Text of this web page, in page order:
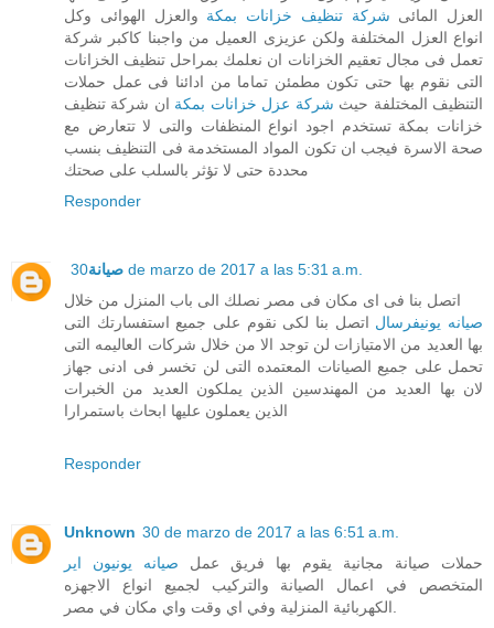
العزل المائى شركة تنظيف خزانات بمكة والعزل الهوائى وكل
انواع العزل المختلفة ولكن عزيزى العميل من واجبنا كاكبر شركة
تعمل فى مجال تعقيم الخزانات ان نعلمك بمراحل تنظيف الخزانات
التى نقوم بها حتى تكون مطمئن تماما من ادائنا فى عمل حملات
التنظيف المختلفة حيث شركة عزل خزانات بمكة ان شركة تنظيف
خزانات بمكة تستخدم اجود انواع المنظفات والتى لا تتعارض مع
صحة الاسرة فيجب ان تكون المواد المستخدمة فى التنظيف بنسب
محددة حتى لا تؤثر بالسلب على صحتك
Responder
صيانة 30 de marzo de 2017 a las 5:31 a.m.
اتصل بنا فى اى مكان فى مصر نصلك الى باب المنزل من خلال
صيانه يونيفرسال اتصل بنا لكى نقوم على جميع استفسارتك التى
بها العديد من الامتيازات لن توجد الا من خلال شركات العاليمه التى
تحمل على جميع الصيانات المعتمده التى لن تخسر فى ادنى جهاز
لان بها العديد من المهندسين الذين يملكون العديد من الخبرات
الذين يعملون عليها ابحاث باستمرارا
Responder
Unknown 30 de marzo de 2017 a las 6:51 a.m.
حملات صيانة مجانية يقوم بها فريق عمل صيانه يونيون اير
المتخصص في اعمال الصيانة والتركيب لجميع انواع الاجهزه
الكهربائية المنزلية وفي اي وقت واي مكان في مصر.